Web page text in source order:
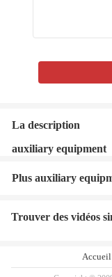
La description
auxiliary equipment
Plus auxiliary
Trouver des vidéos
Accueil